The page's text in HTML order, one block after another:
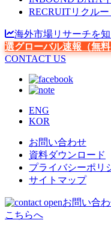
RECRUITリクルー
海外市場リサーチを知
選グローバル速報（無料
CONTACT US
ENG
KOR
お問い合わせ
資料ダウンロード
プライバシーポリ
サイトマップ
お問い合
こちらへ